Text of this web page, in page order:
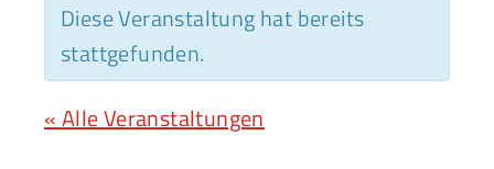
Diese Veranstaltung hat bereits
stattgefunden.
« Alle Veranstaltungen